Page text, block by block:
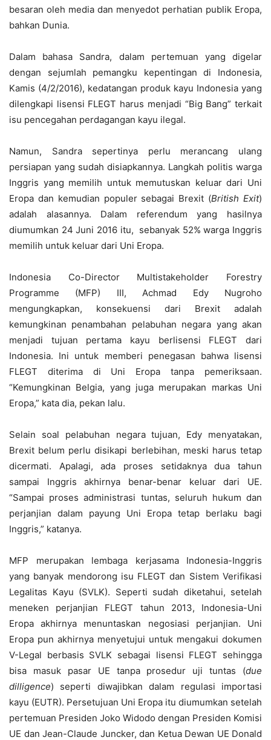
besaran oleh media dan menyedot perhatian publik Eropa,
bahkan Dunia.
Dalam bahasa Sandra, dalam pertemuan yang digelar
dengan sejumlah pemangku kepentingan di Indonesia,
Kamis (4/2/2016), kedatangan produk kayu Indonesia yang
dilengkapi lisensi FLEGT harus menjadi “Big Bang” terkait
isu pencegahan perdagangan kayu ilegal.
Namun, Sandra sepertinya perlu merancang ulang
persiapan yang sudah disiapkannya. Langkah politis warga
Inggris yang memilih untuk memutuskan keluar dari Uni
Eropa dan kemudian populer sebagai Brexit (British Exit)
adalah alasannya. Dalam referendum yang hasilnya
diumumkan 24 Juni 2016 itu, sebanyak 52% warga Inggris
memilih untuk keluar dari Uni Eropa.
Indonesia Co-Director Multistakeholder Forestry
Programme (MFP) III, Achmad Edy Nugroho
mengungkapkan, konsekuensi dari Brexit adalah
kemungkinan penambahan pelabuhan negara yang akan
menjadi tujuan pertama kayu berlisensi FLEGT dari
Indonesia. Ini untuk memberi penegasan bahwa lisensi
FLEGT diterima di Uni Eropa tanpa pemeriksaan.
“Kemungkinan Belgia, yang juga merupakan markas Uni
Eropa,” kata dia, pekan lalu.
Selain soal pelabuhan negara tujuan, Edy menyatakan,
Brexit belum perlu disikapi berlebihan, meski harus tetap
dicermati. Apalagi, ada proses setidaknya dua tahun
sampai Inggris akhirnya benar-benar keluar dari UE.
“Sampai proses administrasi tuntas, seluruh hukum dan
perjanjian dalam payung Uni Eropa tetap berlaku bagi
Inggris,” katanya.
MFP merupakan lembaga kerjasama Indonesia-Inggris
yang banyak mendorong isu FLEGT dan Sistem Verifikasi
Legalitas Kayu (SVLK). Seperti sudah diketahui, setelah
meneken perjanjian FLEGT tahun 2013, Indonesia-Uni
Eropa akhirnya menuntaskan negosiasi perjanjian. Uni
Eropa pun akhirnya menyetujui untuk mengakui dokumen
V-Legal berbasis SVLK sebagai lisensi FLEGT sehingga
bisa masuk pasar UE tanpa prosedur uji tuntas (due
dilligence) seperti diwajibkan dalam regulasi importasi
kayu (EUTR). Persetujuan Uni Eropa itu diumumkan setelah
pertemuan Presiden Joko Widodo dengan Presiden Komisi
UE dan Jean-Claude Juncker, dan Ketua Dewan UE Donald